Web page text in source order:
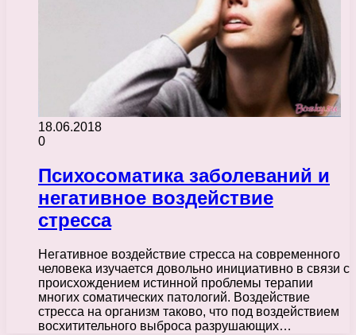
18.06.2018
0
Психосоматика заболеваний и
негативное воздействие
стресса
Негативное воздействие стресса на современного
человека изучается довольно инициативно в связи с
происхождением истинной проблемы терапии
многих соматических патологий. Воздействие
стресса на организм таково, что под воздействием
восхитительного выброса разрушающих…